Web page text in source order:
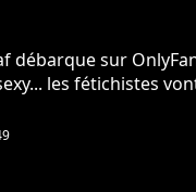
débarque sur
les fétichistes